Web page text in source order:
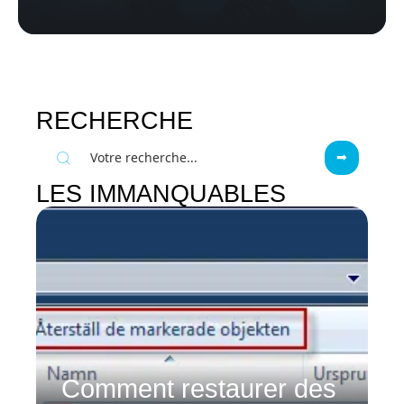
RECHERCHE
LES IMMANQUABLES
Comment restaurer des